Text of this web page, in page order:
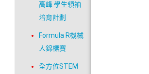
高峰 學生領袖
培育計劃
Formula R機械
人錦標賽
全方位STEM